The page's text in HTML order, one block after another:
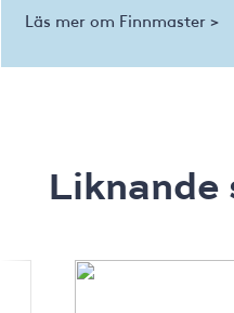
Läs mer om Finnmaster >
Liknande